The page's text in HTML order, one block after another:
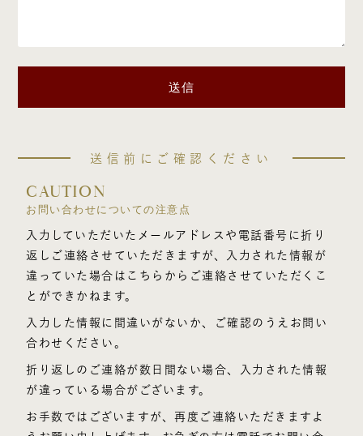
送信
送信前にご確認ください
CAUTION
お問い合わせについての注意点
入力していただいたメールアドレスや電話番号に折り
返しご連絡させていただきますが、入力された情報が
違っていた場合はこちらからご連絡させていただくこ
とができかねます。
入力した情報に間違いがないか、ご確認のうえお問い
合わせください。
折り返しのご連絡が数日間ない場合、入力された情報
が違っている場合がございます。
お手数ではございますが、再度ご連絡いただきますよ